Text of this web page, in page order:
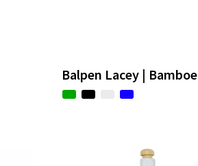
Balpen Lacey | Bamboe